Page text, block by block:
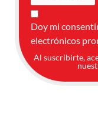
Doy mi
electrónicos
Al suscribirte,